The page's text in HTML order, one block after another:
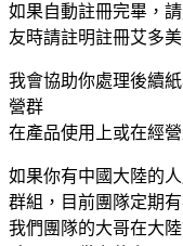
如果自動註冊完畢，
友時請註明註冊艾多
我會協助你處理後續
營群
在產品使用上或在經
如果你有中國大陸的
群組，目前團隊定期
我們團隊的大哥在大